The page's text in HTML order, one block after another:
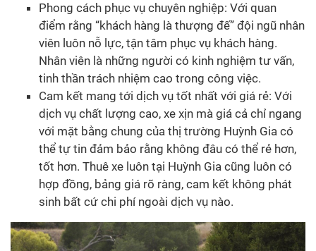
Phong cách phục vụ chuyên nghiệp: Với quan
điểm rằng “khách hàng là thượng đế” đội ngũ nhân
viên luôn nỗ lực, tận tâm phục vụ khách hàng.
Nhân viên là những người có kinh nghiệm tư vấn,
tinh thần trách nhiệm cao trong công việc.
Cam kết mang tới dịch vụ tốt nhất với giá rẻ: Với
dịch vụ chất lượng cao, xe xịn mà giá cả chỉ ngang
với mặt bằng chung của thị trường Huỳnh Gia có
thể tự tin đảm bảo rằng không đâu có thể rẻ hơn,
tốt hơn. Thuê xe luôn tại Huỳnh Gia cũng luôn có
hợp đồng, bảng giá rõ ràng, cam kết không phát
sinh bất cứ chi phí ngoài dịch vụ nào.